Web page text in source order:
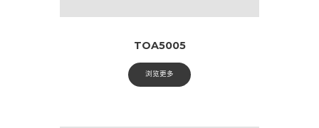
TOA5005
浏览更多